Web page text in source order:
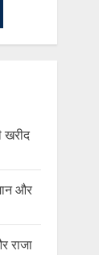
खरीद
और
राजा